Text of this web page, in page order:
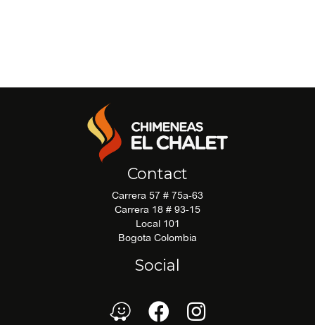
Contact
Carrera 57 # 75a-63
Carrera 18 # 93-15
Local 101
Bogota Colombia
Social
waze FacebookFacebook